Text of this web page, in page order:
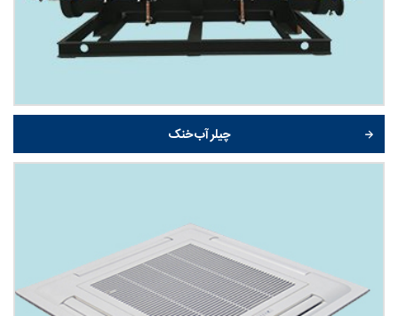
چیلر آب خنک